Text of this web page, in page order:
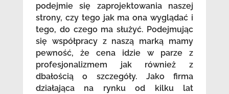
podejmie się zaprojektowania naszej
strony, czy tego jak ma ona wyglądać i
tego, do czego ma służyć. Podejmując
się współpracy z naszą marką mamy
pewność, że cena idzie w parze z
profesjonalizmem jak również z
dbałością o szczegóły. Jako firma
działająca na rynku od kilku lat